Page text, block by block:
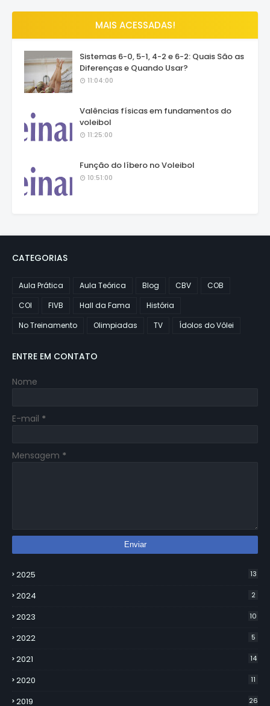
MAIS ACESSADAS!
Sistemas 6-0, 5-1, 4-2 e 6-2: Quais São as
Diferenças e Quando Usar?
11:04:00
Valências físicas em fundamentos do
voleibol
11:25:00
Função do líbero no Voleibol
10:51:00
CATEGORIAS
Aula Prática Aula Teórica Blog CBV
COB
COI
FIVB Hall da Fama
História
No Treinamento
Olimpiadas TV Ídolos do Vôlei
ENTRE EM CONTATO
Nome
E-mail *
Mensagem *
2025 13
2024 2
2023 10
2022 5
2021 14
2020 11
2019
26